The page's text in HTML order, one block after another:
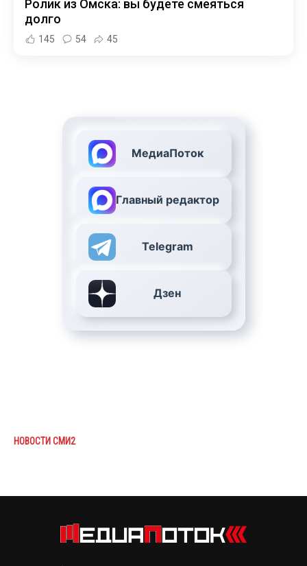
Ролик из Омска: вы будете смеяться
долго
145 54 45
МедиаПоток
Главный редактор
Telegram
Дзен
НОВОСТИ СМИ2